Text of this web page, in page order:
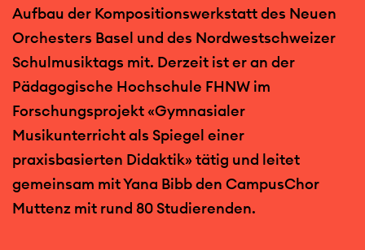
Aufbau der Kompositionswerkstatt des Neuen
Orchesters Basel und des Nordwestschweizer
Schulmusiktags mit. Derzeit ist er an der
Pädagogische Hochschule FHNW im
Forschungsprojekt «Gymnasialer
Musikunterricht als Spiegel einer
praxisbasierten Didaktik» tätig und leitet
gemeinsam mit Yana Bibb den CampusChor
Muttenz mit rund 80 Studierenden.